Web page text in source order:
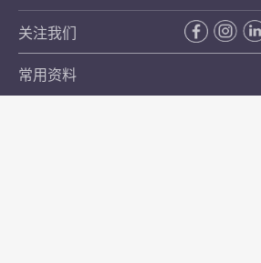
关注我们
常用资料